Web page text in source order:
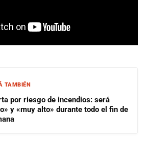
TAMBIÉN
por riesgo de incendios: será
y «muy alto» durante todo el fin de